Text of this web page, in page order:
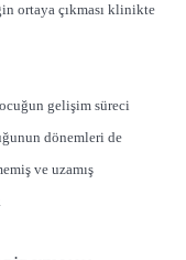
ortaya çıkması klinikte
gelişim süreci
dönemleri de
ve uzamış